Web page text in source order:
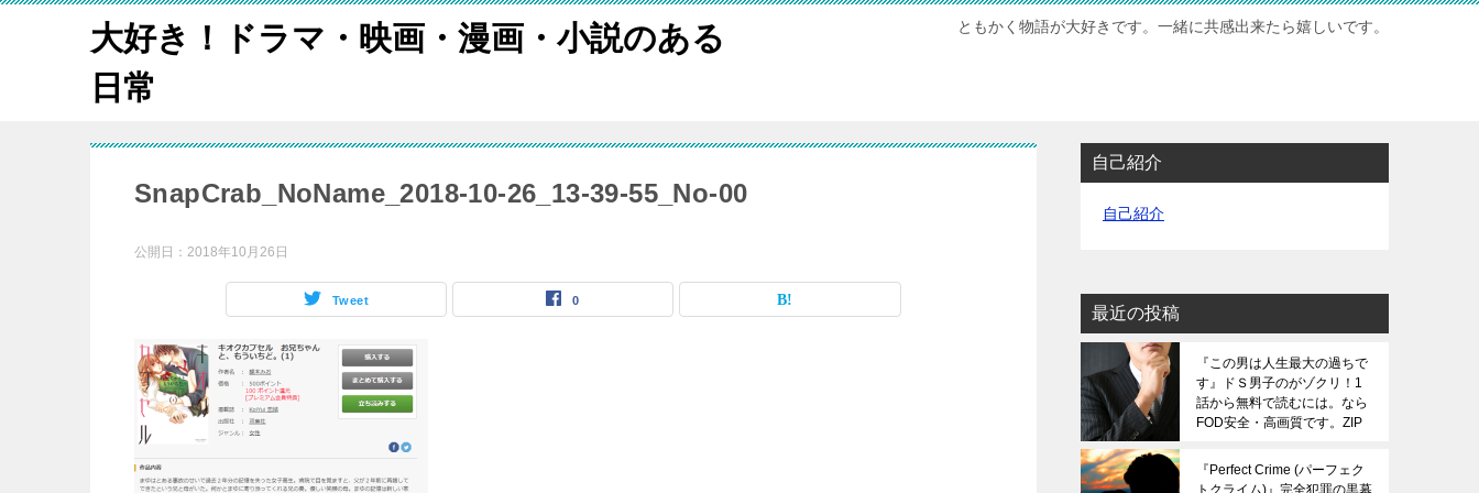
大好き！ドラマ・映画・漫画・小説のある
日常
ともかく物語が大好きです。一緒に共感出来たら嬉しいです。
SnapCrab_NoName_2018-10-26_13-39-55_No-00
公開日： 2018年10月26日
Tweet 0
自己紹介
自己紹介
最近の投稿
『この男は人生最大の過ちで
す』ドＳ男子のがゾクリ！1
話から無料で読むには。なら
FOD安全・高画質です。ZIP
『Perfect Crime (パーフェク
トクライム)』完全犯罪の黒幕